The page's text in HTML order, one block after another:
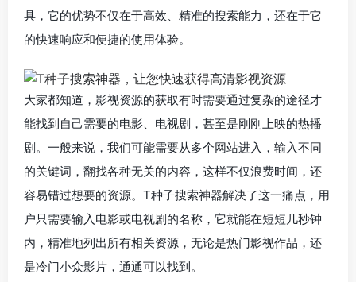
具，它的优势不仅在于高效、精准的搜索能力，还在于它
的快速响应和便捷的使用体验。
大家都知道，影视资源的获取有时需要通过复杂的途径才
能找到自己需要的电影、电视剧，甚至是刚刚上映的热播
剧。一般来说，我们可能需要从多个网站进入，输入不同
的关键词，翻找各种无关的内容，这样不仅浪费时间，还
容易错过想要的资源。T种子搜索神器解决了这一痛点，用
户只需要输入电影或电视剧的名称，它就能在短短几秒钟
内，精准地列出所有相关资源，无论是热门影视作品，还
是冷门小众影片，通通可以找到。